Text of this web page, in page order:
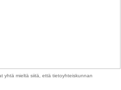
yhtä mieltä siitä, että tietoyhteiskunnan